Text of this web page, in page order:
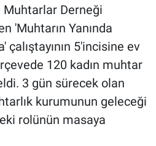
Muhtarlar Derneği
'Muhtarın Yanında
çalıştayının 5'incisine ev
120 kadın muhtar
3 gün sürecek olan
kurumunun geleceği
rolünün masaya